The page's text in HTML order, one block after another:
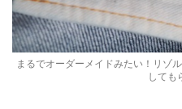
まるでオーダーメイドみたい！リゾ
しても